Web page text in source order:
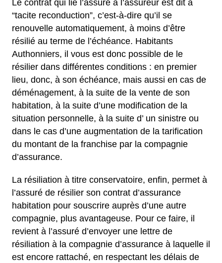
Le contrat qui lie l’assuré à l’assureur est dit à
“tacite reconduction”, c’est-à-dire qu’il se
renouvelle automatiquement, à moins d’être
résilié au terme de l’échéance. Habitants
Authonniers, il vous est donc possible de le
résilier dans différentes conditions : en premier
lieu, donc, à son échéance, mais aussi en cas de
déménagement, à la suite de la vente de son
habitation, à la suite d’une modification de la
situation personnelle, à la suite d’ un sinistre ou
dans le cas d’une augmentation de la tarification
du montant de la franchise par la compagnie
d’assurance.
La résiliation à titre conservatoire, enfin, permet à
l’assuré de résilier son contrat d’assurance
habitation pour souscrire auprès d’une autre
compagnie, plus avantageuse. Pour ce faire, il
revient à l’assuré d’envoyer une lettre de
résiliation à la compagnie d’assurance à laquelle il
est encore rattaché, en respectant les délais de